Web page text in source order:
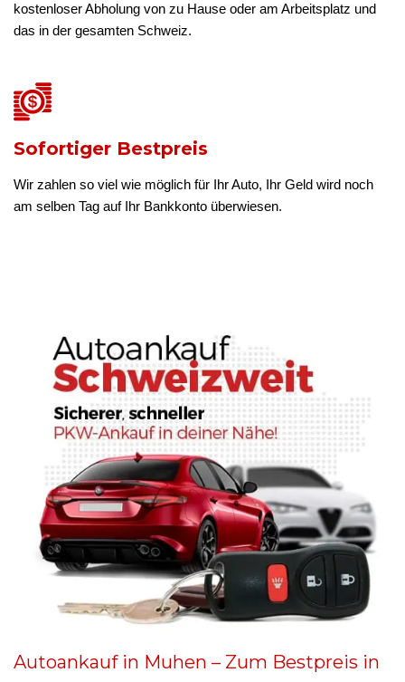
kostenloser Abholung von zu Hause oder am Arbeitsplatz und
das in der gesamten Schweiz.
Sofortiger Bestpreis
Wir zahlen so viel wie möglich für Ihr Auto, Ihr Geld wird noch
am selben Tag auf Ihr Bankkonto überwiesen.
Autoankauf in Muhen – Zum Bestpreis in